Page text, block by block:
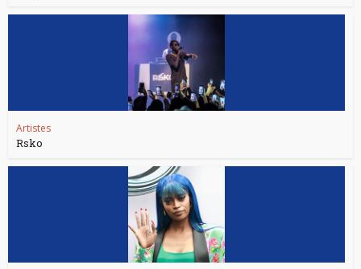
Artistes
Rsko